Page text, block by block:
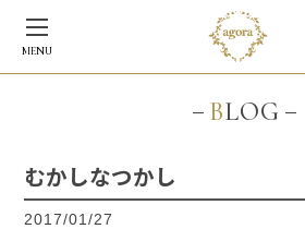
MENU
BLOG
むかしなつかし
2017/01/27